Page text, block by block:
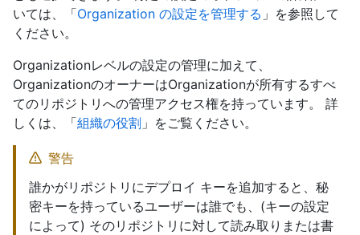
いては、「Organization の設定を管理する 」を参照して
ください。
Organizationレベルの設定の管理に加えて、
OrganizationのオーナーはOrganizationが所有するすべ
てのリポジトリへの管理アクセス権を持っています。 詳
しくは、「組織の役割 」をご覧ください。
警告
誰かがリポジトリにデプロイ キーを追加すると、秘
密キーを持っているユーザーは誰でも、(キーの設定
によって) そのリポジトリに対して読み取りまたは書